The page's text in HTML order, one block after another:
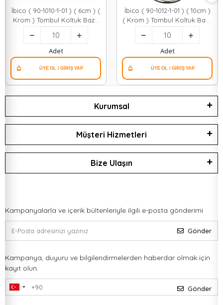
İbico ( 90-1010-1-01 ) ( 6cm ) (
Krom ) Tombul Koltuk Baza
Ayak ( M10 Kalın Vidalı
)*10x10
Adet
İbico ( 90-1012-1-01 ) ( 10cm )
( Krom ) Tombul Koltuk Baza
Ayak ( M10 Kalın Vidalı
)*10x10
Adet
Kurumsal
Müşteri Hizmetleri
Bize Ulaşın
Kampanyalarla ve içerik bültenleriyle ilgili e-posta gönderimi
Gönder
Kampanya, duyuru ve bilgilendirmelerden haberdar olmak için
kayıt olun.
Gönder